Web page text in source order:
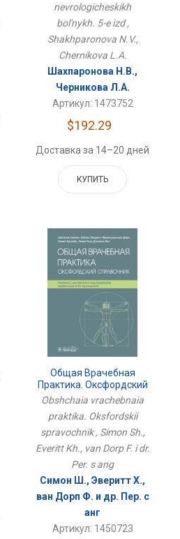
nevrologicheskikh
bol'nykh. 5-e izd ,
Shakhparonova N.V.,
Chernikova L.A.
Шахпаронова Н.В.,
Черникова Л.А.
Артикул: 1473752
$192.29
Доставка за 14–20 дней
КУПИТЬ
Общая Врачебная
Практика. Оксфордский
Справочник
Obshchaia vrachebnaia
praktika. Oksfordskii
spravochnik , Simon Sh.,
Everitt Kh., van Dorp F. i dr.
Per. s ang
Симон Ш., Эверитт Х.,
ван Дорп Ф. и др. Пер. с
анг
Артикул: 1450723